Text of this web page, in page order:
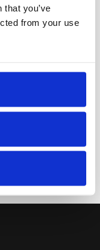
you’ve
from your use
& Co i
och andra